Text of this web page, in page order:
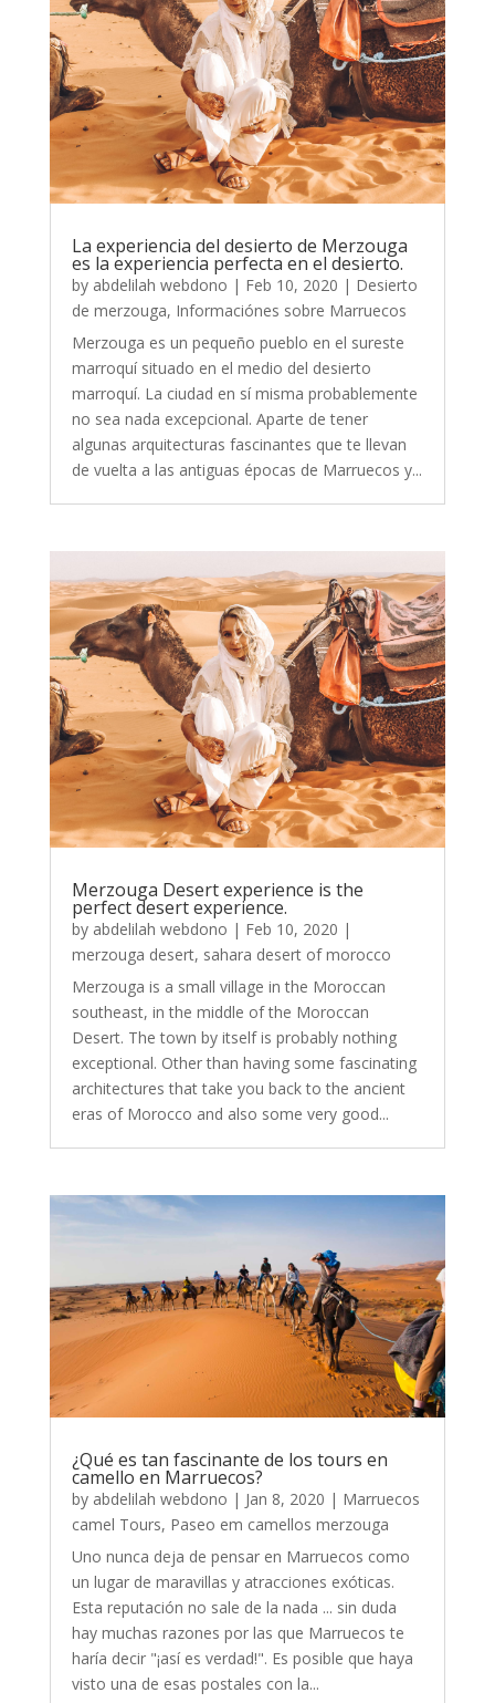
La experiencia del desierto de Merzouga
es la experiencia perfecta en el desierto.
by abdelilah webdono | Feb 10, 2020 | Desierto
de merzouga, Informaciónes sobre Marruecos
Merzouga es un pequeño pueblo en el sureste
marroquí situado en el medio del desierto
marroquí. La ciudad en sí misma probablemente
no sea nada excepcional. Aparte de tener
algunas arquitecturas fascinantes que te llevan
de vuelta a las antiguas épocas de Marruecos y...
Merzouga Desert experience is the
perfect desert experience.
by abdelilah webdono | Feb 10, 2020 |
merzouga desert, sahara desert of morocco
Merzouga is a small village in the Moroccan
southeast, in the middle of the Moroccan
Desert. The town by itself is probably nothing
exceptional. Other than having some fascinating
architectures that take you back to the ancient
eras of Morocco and also some very good...
¿Qué es tan fascinante de los tours en
camello en Marruecos?
by abdelilah webdono | Jan 8, 2020 | Marruecos
camel Tours, Paseo em camellos merzouga
Uno nunca deja de pensar en Marruecos como
un lugar de maravillas y atracciones exóticas.
Esta reputación no sale de la nada ... sin duda
hay muchas razones por las que Marruecos te
haría decir "¡así es verdad!". Es posible que haya
visto una de esas postales con la...